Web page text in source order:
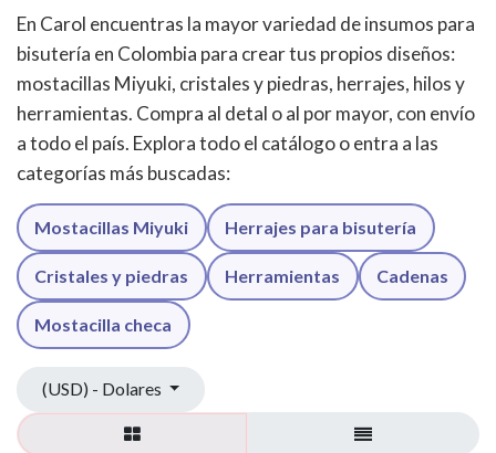
En Carol encuentras la mayor variedad de insumos para
bisutería en Colombia para crear tus propios diseños:
mostacillas Miyuki, cristales y piedras, herrajes, hilos y
herramientas. Compra al detal o al por mayor, con envío
a todo el país. Explora todo el catálogo o entra a las
categorías más buscadas:
Mostacillas Miyuki Herrajes para bisutería
Cristales y piedras Herramientas Cadenas
Mostacilla checa
(USD) - Dolares